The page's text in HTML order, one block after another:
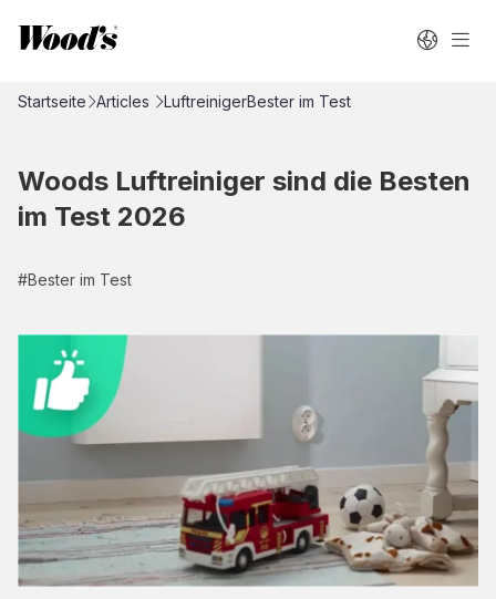
Startseite Articles LuftreinigerBester im Test
Woods Luftreiniger sind die Besten
im Test 2026
#Bester im Test